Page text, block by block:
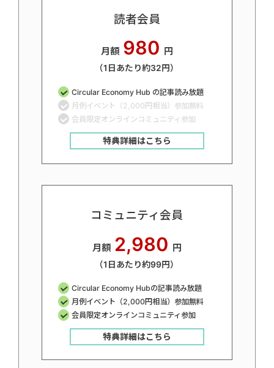
読者会員
月額 980 円
（1日あたり約32円）
Circular Economy Hub の記事読み放題
月例イベント（2,000円相当）参加無料
会員限定オンラインコミュニティ参加
特典詳細はこちら
コミュニティ会員
月額 2,980 円
（1日あたり約99円）
Circular Economy Hubの記事読み放題
月例イベント（2,000円相当）参加無料
会員限定オンラインコミュニティ参加
特典詳細はこちら